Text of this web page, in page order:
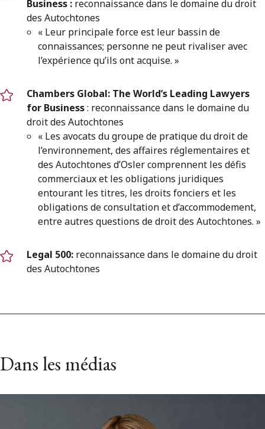
Business : reconnaissance dans le domaine du droit
des Autochtones
« Leur principale force est leur bassin de
connaissances; personne ne peut rivaliser avec
l’expérience qu’ils ont acquise. »
Chambers Global: The World’s Leading Lawyers
for Business: reconnaissance dans le domaine du
droit des Autochtones
« Les avocats du groupe de pratique du droit de
l’environnement, des affaires réglementaires et
des Autochtones d’Osler comprennent les défis
commerciaux et les obligations juridiques
entourant les titres, les droits fonciers et les
obligations de consultation et d’accommodement,
entre autres questions de droit des Autochtones. »
Legal 500: reconnaissance dans le domaine du droit
des Autochtones
Dans les médias